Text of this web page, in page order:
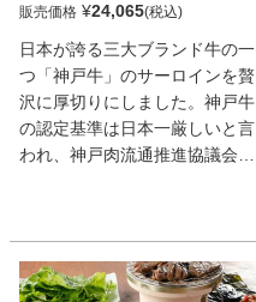
販売価格 ¥24,065
日本が誇る三大ブランド牛の一
つ「神戸牛」のサーロインを贅
沢に厚切りにしました。神戸牛
の認定基準は日本一厳しいと言
われ、神戸肉流通推進協議会に
脂。この脂から生まれる美しい
霜降りは、長く続く伝統と血統